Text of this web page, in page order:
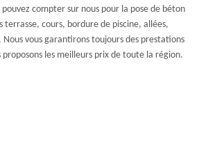
compter sur nous pour la pose de béton
terrasse, cours, bordure de piscine, allées,
Nous vous garantirons toujours des prestations
les meilleurs prix de toute la région.